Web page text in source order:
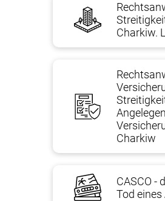
Charkiw.
Charkiw
CASCO -
Tod eines